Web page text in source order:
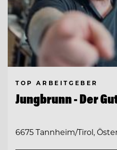
TOP ARBEITGEBER
Jungbrunn - Der
6675 Tannheim/Tirol,